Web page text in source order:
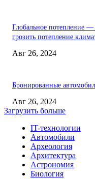
Глобальное потепление
грозить потепление
Авг 26, 2024
Бронированные
Авг 26, 2024
Загрузить больше
IT-технологии
Автомобили
Археология
Архитектура
Астрономия
Биология